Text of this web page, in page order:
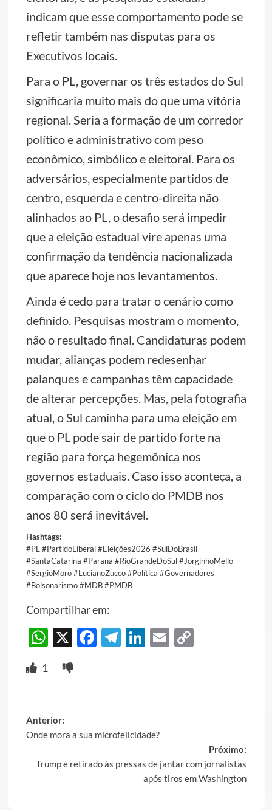
indicam que esse comportamento pode se
refletir também nas disputas para os
Executivos locais.
Para o PL, governar os três estados do Sul
significaria muito mais do que uma vitória
regional. Seria a formação de um corredor
político e administrativo com peso
econômico, simbólico e eleitoral. Para os
adversários, especialmente partidos de
centro, esquerda e centro-direita não
alinhados ao PL, o desafio será impedir
que a eleição estadual vire apenas uma
confirmação da tendência nacionalizada
que aparece hoje nos levantamentos.
Ainda é cedo para tratar o cenário como
definido. Pesquisas mostram o momento,
não o resultado final. Candidaturas podem
mudar, alianças podem redesenhar
palanques e campanhas têm capacidade
de alterar percepções. Mas, pela fotografia
atual, o Sul caminha para uma eleição em
que o PL pode sair de partido forte na
região para força hegemônica nos
governos estaduais. Caso isso aconteça, a
comparação com o ciclo do PMDB nos
anos 80 será inevitável.
Hashtags:
#PL #PartidoLiberal #Eleições2026 #SulDoBrasil
#SantaCatarina #Paraná #RioGrandeDoSul #JorginhoMello
#SergioMoro #LucianoZucco #Política #Governadores
#Bolsonarismo #MDB #PMDB
Compartilhar em:
WhatsApp
X Facebook
Telegram
LinkedIn
EmailCopy
1
Post
Anterior:
Onde mora a sua microfelicidade?
Próximo:
Trump é retirado às pressas de jantar com jornalistas
após tiros em Washington